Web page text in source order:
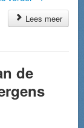
Lees meer
de